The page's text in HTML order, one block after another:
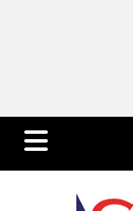
Teknoloji